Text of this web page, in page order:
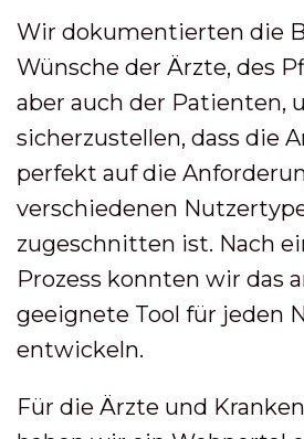
Wir dokumentierten die
Wünsche der Ärzte, des
aber auch der Patienten,
sicherzustellen, dass die
perfekt auf die
verschiedenen
zugeschnitten ist. Nach
Prozess konnten wir das
geeignete Tool für jeden
entwickeln.
Für die Ärzte und